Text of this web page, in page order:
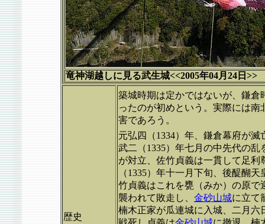
竜神湖越しに見る武生城<<2005年04月24日>>
歴史
築城時期は定かではないが、鎌
ったのが初めという。実際には
害であろう。
元弘四（1334）年、鎌倉幕府が
武二（1335）年七月の中先代の
が対立、佐竹貞義は一貫して足
（1335）年十一月下旬、後醍醐
竹貞義はこれを甕（みか）の原で
襲われて敗走し、 金砂山城に立て
楠木正家が瓜連城に入城、二月